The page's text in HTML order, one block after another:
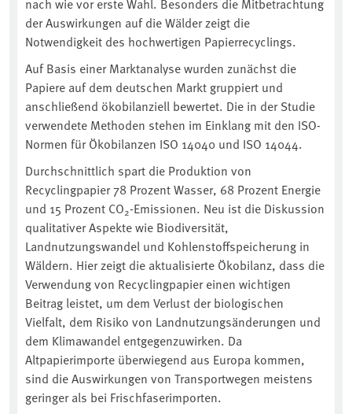
der Auswirkungen auf die Wälder zeigt die
Notwendigkeit des hochwertigen Papierrecyclings.
Auf Basis einer Marktanalyse wurden zunächst die
Papiere auf dem deutschen Markt gruppiert und
anschließend ökobilanziell bewertet. Die in der Studie
verwendete Methoden stehen im Einklang mit den ISO-
Normen für Ökobilanzen ISO 14040 und ISO 14044.
Durchschnittlich spart die Produktion von
Recyclingpapier 78 Prozent Wasser, 68 Prozent Energie
und 15 Prozent CO2-Emissionen. Neu ist die Diskussion
qualitativer Aspekte wie Biodiversität,
Landnutzungswandel und Kohlenstoffspeicherung in
Wäldern. Hier zeigt die aktualisierte Ökobilanz, dass die
Verwendung von Recyclingpapier einen wichtigen
Beitrag leistet, um dem Verlust der biologischen
Vielfalt, dem Risiko von Landnutzungsänderungen und
dem Klimawandel entgegenzuwirken. Da
Altpapierimporte überwiegend aus Europa kommen,
sind die Auswirkungen von Transportwegen meistens
geringer als bei Frischfaserimporten.